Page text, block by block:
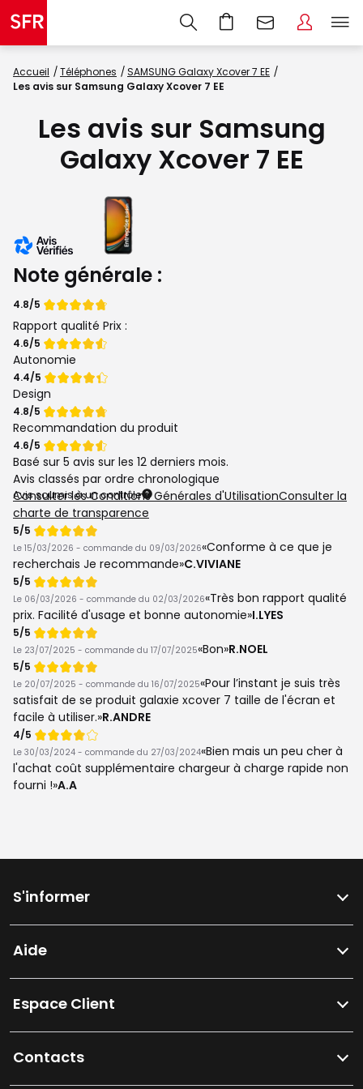
Accueil Téléphones
SAMSUNG Galaxy Xcover 7 EE
Les avis sur Samsung Galaxy Xcover 7 EE
Les avis sur Samsung
Galaxy Xcover 7 EE
Note générale :
Note
de
4.8/5
Rapport qualité Prix :
Note
de
4.6/5
Autonomie
Note
de
4.4/5
Design
Note
de
4.8/5
Recommandation du produit
Note
de
4.6/5
Basé sur 5 avis sur les 12 derniers mois.
Avis classés par ordre chronologique
Avis soumis à un contrôle
Consulter les Conditions Générales d'UtilisationConsulter la
charte de transparence
Note
de
5/5
Le 15/03/2026 - commande du 09/03/2026 Conforme à ce que je
recherchais Je recommande C.VIVIANE
Note
de
5/5
Le 06/03/2026 - commande du 02/03/2026 Très bon rapport qualité
prix. Facilité d'usage et bonne autonomie I.LYES
Note
de
5/5
Le 23/07/2025 - commande du 17/07/2025 Bon R.NOEL
Note
de
5/5
Le 20/07/2025 - commande du 16/07/2025 Pour l’instant je suis très
satisfait de se produit galaxie xcover 7 taille de l'écran et
facile à utiliser. R.ANDRE
Note
de
4/5
Le 30/03/2024 - commande du 27/03/2024 Bien mais un peu cher à
l'achat coût supplémentaire chargeur à charge rapide non
fourni ! A.A
S'informer
Aide
Espace Client
Contacts